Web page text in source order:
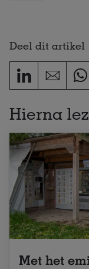
Deel dit artikel
Hierna
Met het